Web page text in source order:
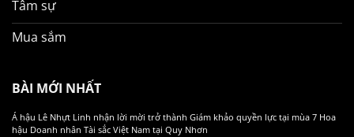
Tâm sự
Mua sắm
BÀI MỚI NHẤT
Á hậu Lê Nhựt Linh nhận lời mời trở thành Giám khảo quyền lực tại mùa 7 Hoa
hậu Doanh nhân Tài sắc Việt Nam tại Quy Nhơn